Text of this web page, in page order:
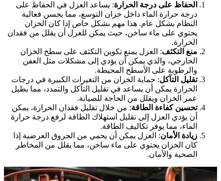
الحفاظ على درجة الحرارة: يساعد العزل في الحفاظ على
درجة حرارة الماء داخل خزان التوسع، مما يحسن فعالية
النظام بشكل عام. هذا مهم بشكل خاص إذا كان الخزان
يحتوي على ماء ساخن، حيث يمكن للعزل أن يقلل من فقدان
الحرارة.
منع التكثف: العزل يمنع تكوين التكثف على سطح الخزان
الخارجي، والذي يمكن أن يؤدي إلى مشكلات مثل العفن
والرطوبة على الأسطح المحيطة.
تقليل التآكل: حماية الخزان من التغيرات الكبيرة في درجات
الحرارة يمكن أن يساعد في تقليل التآكل والتمدد، مما يطيل
عمر الخزان ويقلل من الحاجة للصيانة.
تحسين كفاءة الطاقة: من خلال تقليل فقدان الحرارة، يمكن
أن يؤدي العزل إلى تقليل استهلاك الطاقة لرفع درجة حرارة
الماء، مما يوفر تكاليف الطاقة.
زيادة الأمان: العزل يمكن أن يحمي من الحروق العرضية إذا
كان الخزان يحتوي على ماء ساخن، مما يقلل من المخاطر
الصحية والأمان.